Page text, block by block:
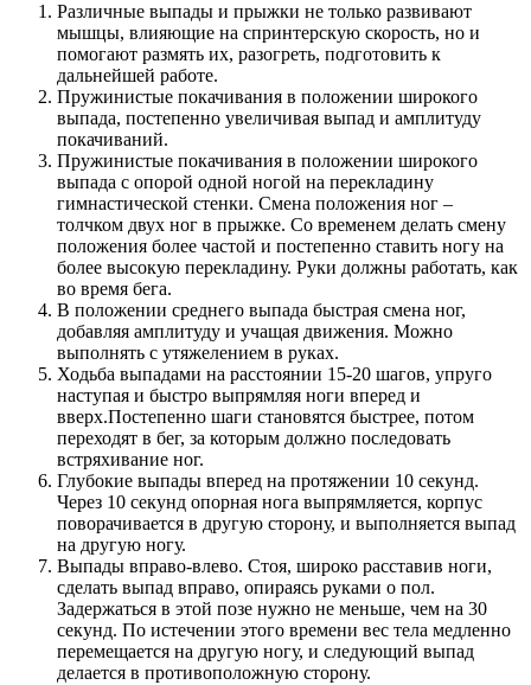
Различные выпады и прыжки не только развивают
мышцы, влияющие на спринтерскую скорость, но и
помогают размять их, разогреть, подготовить к
дальнейшей работе.
Пружинистые покачивания в положении широкого
выпада, постепенно увеличивая выпад и амплитуду
покачиваний.
Пружинистые покачивания в положении широкого
выпада с опорой одной ногой на перекладину
гимнастической стенки. Смена положения ног –
толчком двух ног в прыжке. Со временем делать смену
положения более частой и постепенно ставить ногу на
более высокую перекладину. Руки должны работать, как
во время бега.
В положении среднего выпада быстрая смена ног,
добавляя амплитуду и учащая движения. Можно
выполнять с утяжелением в руках.
Ходьба выпадами на расстоянии 15-20 шагов, упруго
наступая и быстро выпрямляя ноги вперед и
вверх.Постепенно шаги становятся быстрее, потом
переходят в бег, за которым должно последовать
встряхивание ног.
Глубокие выпады вперед на протяжении 10 секунд.
Через 10 секунд опорная нога выпрямляется, корпус
поворачивается в другую сторону, и выполняется выпад
на другую ногу.
Выпады вправо-влево. Стоя, широко расставив ноги,
сделать выпад вправо, опираясь руками о пол.
Задержаться в этой позе нужно не меньше, чем на 30
секунд. По истечении этого времени вес тела медленно
перемещается на другую ногу, и следующий выпад
делается в противоположную сторону.